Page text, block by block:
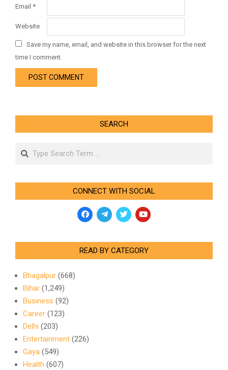
Email *
Website
Save my name, email, and website in this browser for the next
time I comment.
SEARCH
Search
CONNECT WITH SOCIAL
READ BY CATEGORY
Bhagalpur (668)
Bihar (1,249)
Business (92)
Career (123)
Delhi (203)
Entertainment (226)
Gaya (549)
Health (607)